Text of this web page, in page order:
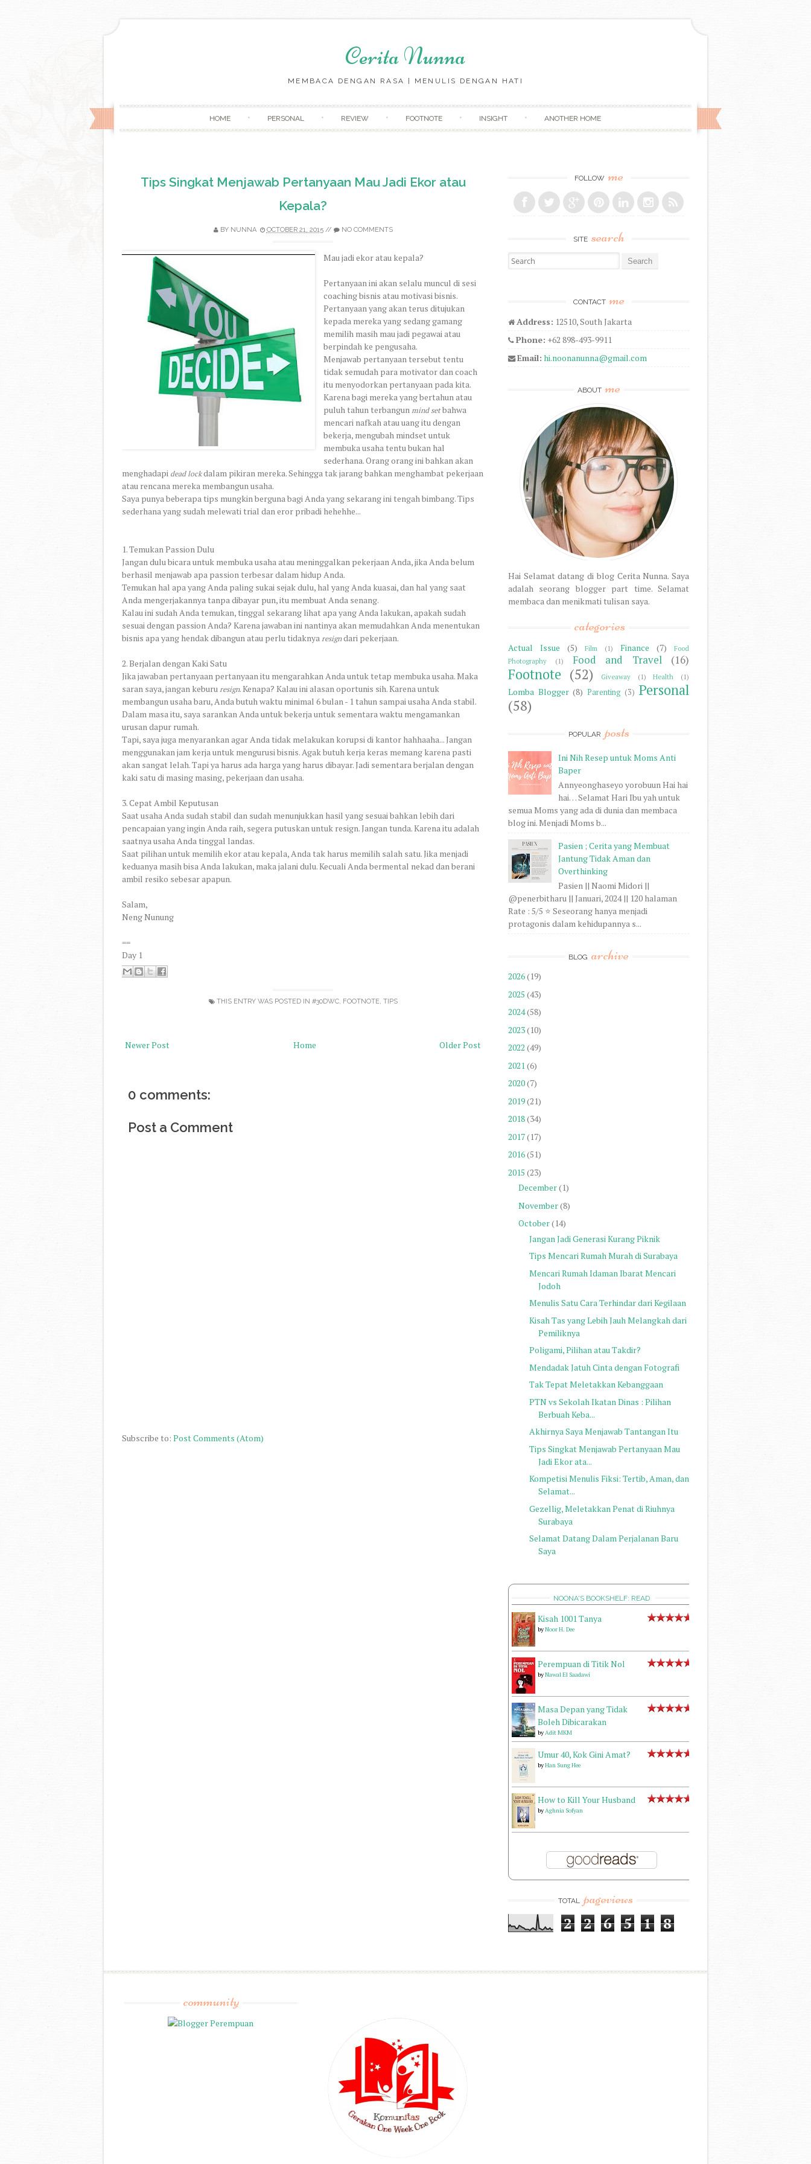
Cerita Nunna
MEMBACA DENGAN RASA | MENULIS DENGAN HATI
HOME PERSONAL REVIEW FOOTNOTE INSIGHT ANOTHER HOME
Tips Singkat Menjawab Pertanyaan Mau Jadi Ekor atau
Kepala?
BY NUNNA OCTOBER 21, 2015// NO COMMENTS
Mau jadi ekor atau kepala?
Pertanyaan ini akan selalu muncul di sesi
coaching bisnis atau motivasi bisnis.
Pertanyaan yang akan terus ditujukan
kepada mereka yang sedang gamang
memilih masih mau jadi pegawai atau
berpindah ke pengusaha.
Menjawab pertanyaan tersebut tentu
tidak semudah para motivator dan coach
itu menyodorkan pertanyaan pada kita.
Karena bagi mereka yang bertahun atau
puluh tahun terbangunmind setbahwa
mencari nafkah atau uang itu dengan
bekerja, mengubah mindset untuk
membuka usaha tentu bukan hal
sederhana. Orang orang ini bahkan akan
menghadapi dead lockdalam pikiran mereka. Sehingga tak jarang bahkan menghambat pekerjaan
atau rencana mereka membangun usaha.
Saya punya beberapa tips mungkin berguna bagi Anda yang sekarang ini tengah bimbang. Tips
sederhana yang sudah melewati trial dan eror pribadi hehehhe...
1. Temukan Passion Dulu
Jangan dulu bicara untuk membuka usaha atau meninggalkan pekerjaan Anda, jika Anda belum
berhasil menjawab apa passion terbesar dalam hidup Anda.
Temukan hal apa yang Anda paling sukai sejak dulu, hal yang Anda kuasai, dan hal yang saat
Anda mengerjakannya tanpa dibayar pun, itu membuat Anda senang.
Kalau ini sudah Anda temukan, tinggal sekarang lihat apa yang Anda lakukan, apakah sudah
sesuai dengan passion Anda? Karena jawaban ini nantinya akan memudahkan Anda menentukan
bisnis apa yang hendak dibangun atau perlu tidaknyaresigndari pekerjaan.
2. Berjalan dengan Kaki Satu
Jika jawaban pertanyaan pertanyaan itu mengarahkan Anda untuk tetap membuka usaha. Maka
saran saya, jangan kebururesign. Kenapa? Kalau ini alasan oportunis sih. Karena untuk
membangun usaha baru, Anda butuh waktu minimal 6 bulan - 1 tahun sampai usaha Anda stabil.
Dalam masa itu, saya sarankan Anda untuk bekerja untuk sementara waktu mengamankan
urusan dapur rumah.
Tapi, saya juga menyarankan agar Anda tidak melakukan korupsi di kantor hahhaaha... Jangan
menggunakan jam kerja untuk mengurusi bisnis. Agak butuh kerja keras memang karena pasti
akan sangat lelah. Tapi ya harus ada harga yang harus dibayar. Jadi sementara berjalan dengan
kaki satu di masing masing, pekerjaan dan usaha.
3. Cepat Ambil Keputusan
Saat usaha Anda sudah stabil dan sudah menunjukkan hasil yang sesuai bahkan lebih dari
pencapaian yang ingin Anda raih, segera putuskan untuk resign. Jangan tunda. Karena itu adalah
saatnya usaha Anda tinggal landas.
Saat pilihan untuk memilih ekor atau kepala, Anda tak harus memilih salah satu. Jika menjadi
keduanya masih bisa Anda lakukan, maka jalani dulu. Kecuali Anda bermental nekad dan berani
ambil resiko sebesar apapun.
Salam,
Neng Nunung
==
Day 1
THIS ENTRY WAS POSTED IN #30DWC, FOOTNOTE, TIPS
Newer Post Older Post
Home
0 comments:
Post a Comment
Subscribe to: Post Comments (Atom)
FOLLOW me
SITE search
Search for:
CONTACT me
Address: 12510, South Jakarta
Phone: +62 898-493-9911
Email: hi.noonanunna@gmail.com
ABOUT me
Hai Selamat datang di blog Cerita Nunna. Saya
adalah seorang blogger part time. Selamat
membaca dan menikmati tulisan saya.
categories
Actual Issue (5) Film (1) Finance (7)
Food
Photography
(1) Food and Travel (16)
Footnote (52) Giveaway (1) Health (1)
Lomba Blogger (8) Parenting (3) Personal
(58)
POPULAR posts
Ini Nih Resep untuk Moms Anti
Baper
Annyeonghaseyo yorobuun Hai hai
hai… Selamat Hari Ibu yah untuk
semua Moms yang ada di dunia dan membaca
blog ini. Menjadi Moms b...
Pasien ; Cerita yang Membuat
Jantung Tidak Aman dan
Overthinking
Pasien || Naomi Midori ||
@penerbitharu || Januari, 2024 || 120 halaman
Rate : 5/5 ⭐ Seseorang hanya menjadi
protagonis dalam kehidupannya s...
BLOG archive
2026(19)
2025 (43)
2024(58)
2023(10)
2022 (49)
2021(6)
2020(7)
2019(21)
2018(34)
2017(17)
2016(51)
2015 (23)
December(1)
November(8)
October(14)
Jangan Jadi Generasi Kurang Piknik
Tips Mencari Rumah Murah di Surabaya
Mencari Rumah Idaman Ibarat Mencari
Jodoh
Menulis Satu Cara Terhindar dari Kegilaan
Kisah Tas yang Lebih Jauh Melangkah dari
Pemiliknya
Poligami, Pilihan atau Takdir?
Mendadak Jatuh Cinta dengan Fotografi
Tak Tepat Meletakkan Kebanggaan
PTN vs Sekolah Ikatan Dinas : Pilihan
Berbuah Keba...
Akhirnya Saya Menjawab Tantangan Itu
Tips Singkat Menjawab Pertanyaan Mau
Jadi Ekor ata...
Kompetisi Menulis Fiksi: Tertib, Aman, dan
Selamat...
Gezellig, Meletakkan Penat di Riuhnya
Surabaya
Selamat Datang Dalam Perjalanan Baru
Saya
NOONA'S BOOKSHELF: READ
Kisah 1001 Tanya
byNoor H. Dee
Perempuan di Titik Nol
byNawal El Saadawi
Masa Depan yang Tidak
Boleh Dibicarakan
byAdit MKM
Umur 40, Kok Gini Amat?
byHan Sung Hee
How to Kill Your Husband
byAghnia Sofyan
TOTAL pageviews
2 2 6 5 1 8
community